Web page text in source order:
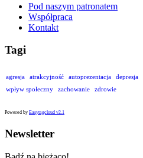
Pod naszym patronatem
Współpraca
Kontakt
Tagi
agresja atrakcyjność autoprezentacja depresja
wpływ społeczny
zachowanie zdrowie
Powered by Easytagcloud v2.1
Newsletter